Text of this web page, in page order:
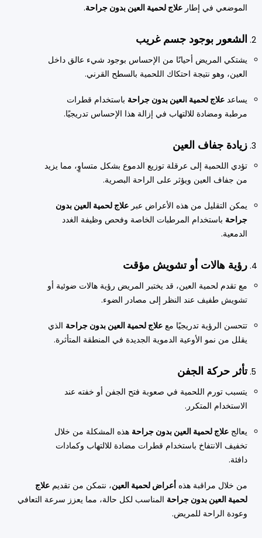
الموضعي في إطار علاج لحمية العين بدون جراحة.
الشعور بوجود جسم غريب
يشتكي المريض أحيانًا من الإحساس بوجود شيء عالق داخل
العين، وهو نتيجة احتكاك اللحمية بالسطح القرني.
يساعد علاج لحمية العين بدون جراحة باستخدام قطرات
مرطبة ومضادة للالتهاب في إزالة هذا الإحساس تدريجيًا.
زيادة جفاف العين
تؤدي اللحمية إلى عرقلة توزيع الدموع بشكل متساوٍ، مما يزيد
من جفاف العين ويؤثر على الراحة البصرية.
يمكن التقليل من هذه الأعراض عبر علاج لحمية العين بدون
جراحة باستخدام المرطبات الخاصة وفحص وظيفة الغدد
الدمعية.
رؤية هالات أو تشويش مؤقت
مع تقدم لحمية العين، قد يختبر المريض رؤية هالات ضوئية أو
تشويش طفيف عند النظر إلى مصادر الضوء.
تتحسن الرؤية تدريجيًا مع علاج لحمية العين بدون جراحة الذي
يقلل من نمو الأوعية الدموية الجديدة في المنطقة المتأثرة.
تأثر حركة الجفن
يتسبب تورم اللحمية في صعوبة فتح الجفن أو خفته عند
الاستخدام المتكرر.
يعالج علاج لحمية العين بدون جراحة هذه المشكلة من خلال
تخفيف الانتفاخ باستخدام قطرات مضادة للالتهاب وكمادات
دافئة.
من خلال مراقبة هذه أعراض لحمية العين، نتمكن من تقديم علاج
لحمية العين بدون جراحة المناسب لكل حالة، مما يعزز سرعة التعافي
وعودة الراحة للمريض.